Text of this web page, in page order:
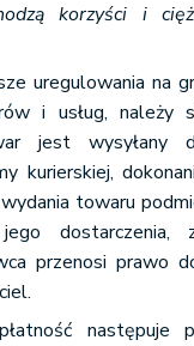
korzyści i
uregulowania na
i usług, należy
jest wysyłany
kurierskiej,
towaru
przenosi prawo
następuje